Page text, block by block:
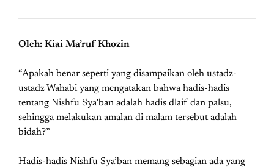
Oleh: Kiai Ma’ruf Khozin
“Apakah benar seperti yang disampaikan oleh ustadz-
ustadz Wahabi yang mengatakan bahwa hadis-hadis
tentang Nishfu Sya’ban adalah hadis dlaif dan palsu,
sehingga melakukan amalan di malam tersebut adalah
bidah?”
Hadis-hadis Nishfu Sya’ban memang sebagian ada yang